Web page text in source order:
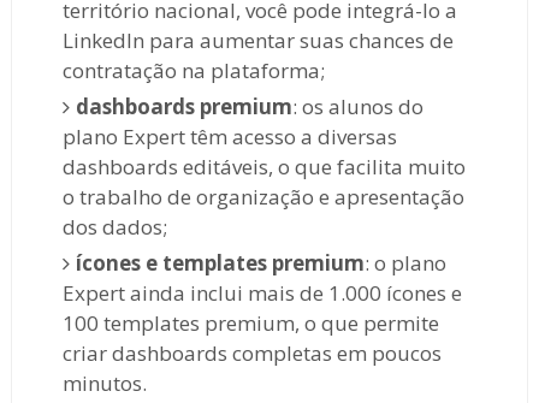
território nacional, você pode integrá-lo a
LinkedIn para aumentar suas chances de
contratação na plataforma;
dashboards premium: os alunos do
plano Expert têm acesso a diversas
dashboards editáveis, o que facilita muito
o trabalho de organização e apresentação
dos dados;
ícones e templates premium: o plano
Expert ainda inclui mais de 1.000 ícones e
100 templates premium, o que permite
criar dashboards completas em poucos
minutos.